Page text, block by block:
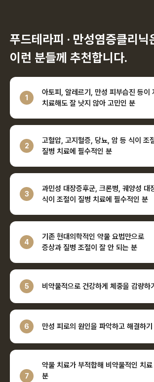
푸드테라피 · 만성염증클리닉
이런 분들께 추천합니다.
1
아토피, 알레르기, 만성 피부습진 등이
치료해도 잘 낫지 않아 고민인 분
2
고혈압, 고지혈증, 당뇨, 암 등 식이 조
질병 치료에 필수적인 분
3
과민성 대장증후군, 크론병, 궤양성 대
식이 조절이 질병 치료에 필수적인 분
4
기존 현대의학적인 약물 요법만으로
증상과 질병 조절이 잘 안 되는 분
5 비약물적으로 건강하게 체중을 감량하기
6 만성 피로의 원인을 파악하고 해결하기
7
약물 치료가 부적합해 비약물적인 치
분